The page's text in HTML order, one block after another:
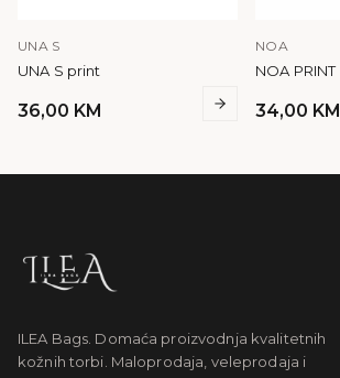
UNA S
UNA S print
36,00 KM
NOA
NOA PRINT
34,00 KM
ILEA Bags. Domaća proizvodnja kvalitetnih
kožnih torbi. Maloprodaja, veleprodaja i